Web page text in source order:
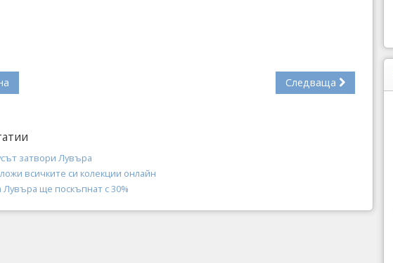
Следваща
затвори Лувъра
всичките си колекции онлайн
Лувъра ще поскъпнат с 30%